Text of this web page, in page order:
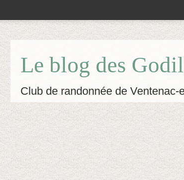
Le blog des
Club de randonnée de Ventenac-